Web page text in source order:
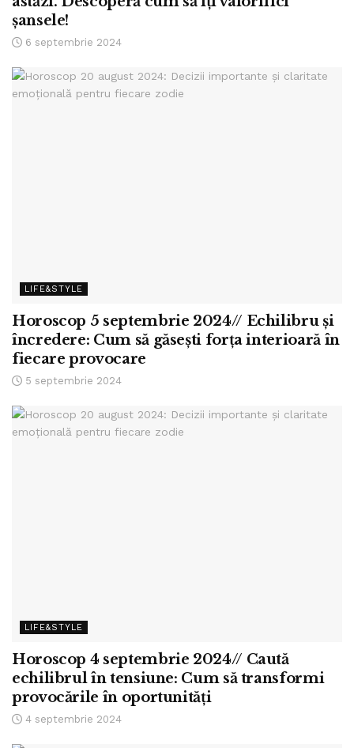
șansele!
6 septembrie 2024
LIFE&STYLE
Horoscop 5 septembrie 2024// Echilibru și
încredere: Cum să găsești forța interioară în
fiecare provocare
5 septembrie 2024
LIFE&STYLE
Horoscop 4 septembrie 2024// Caută
echilibrul în tensiune: Cum să transformi
provocările în oportunități
4 septembrie 2024